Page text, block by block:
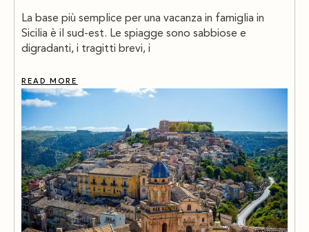
La base più semplice per una vacanza in famiglia in
Sicilia è il sud-est. Le spiagge sono sabbiose e
digradanti, i tragitti brevi, i
READ MORE